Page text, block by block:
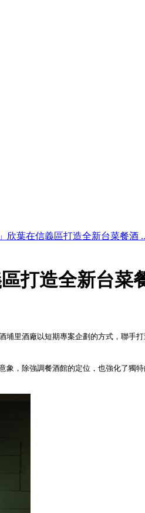
欣葉在信義區打造全新台菜餐酒
打造全新台菜
里酒廠以短期專案企劃的方式，聯手
，除強調餐酒館的定位，也強化了獨